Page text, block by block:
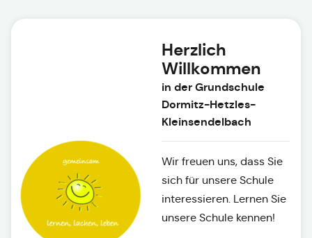
Herzlich
Willkommen
in der Grundschule
Dormitz-Hetzles-
Kleinsendelbach
Wir freuen uns, dass Sie
sich für unsere Schule
interessieren. Lernen Sie
unsere Schule kennen!